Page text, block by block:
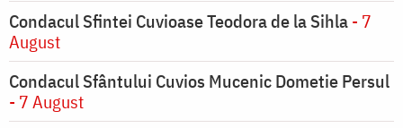
Condacul Sfintei Cuvioase Teodora de la Sihla- 7
August
Condacul Sfântului Cuvios Mucenic Dometie Persul
- 7 August